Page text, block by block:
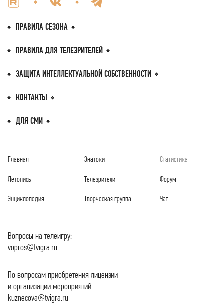
КОНТАКТЫ
ДЛЯ СМИ
Главная
Летопись
Энциклопедия
Знатоки
Телезрители
Творческая группа
Статистика
Форум
Чат
Вопросы на телеигру:
vopros@tvigra.ru
По вопросам приобретения лицензии
и организации мероприятий:
kuznecova@tvigra.ru
ПРАВИЛА СЕЗОНА
ПРАВИЛА ДЛЯ ТЕЛЕЗРИТEЛЕЙ
ЗАЩИТА ИНТЕЛЛЕКТУАЛЬНОЙ СОБСТВЕННОСТИ